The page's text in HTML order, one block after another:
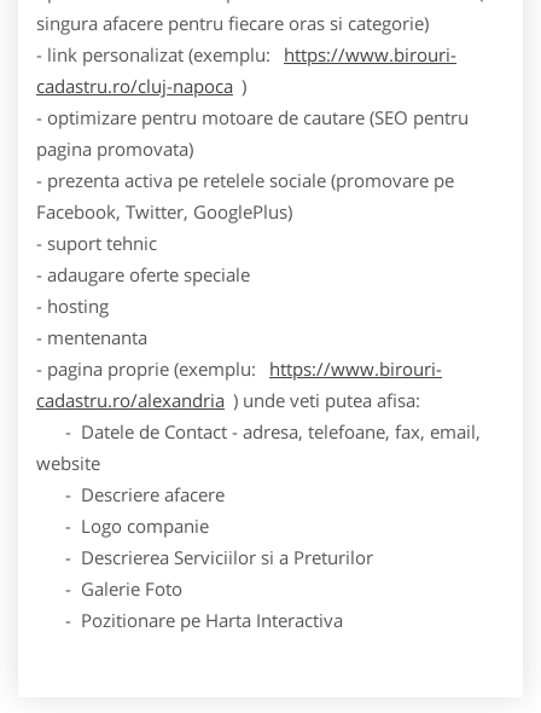
singura afacere pentru fiecare oras si categorie)
- link personalizat (exemplu:
https://www.birouri-
cadastru.ro/cluj-napoca )
- optimizare pentru motoare de cautare (SEO pentru
pagina promovata)
- prezenta activa pe retelele sociale (promovare pe
Facebook, Twitter, GooglePlus)
- suport tehnic
- adaugare oferte speciale
- hosting
- mentenanta
- pagina proprie (exemplu:
https://www.birouri-
cadastru.ro/alexandria ) unde veti putea afisa:
- Datele de Contact - adresa, telefoane, fax, email,
website
- Descriere afacere
- Logo companie
- Descrierea Serviciilor si a Preturilor
- Galerie Foto
- Pozitionare pe Harta Interactiva